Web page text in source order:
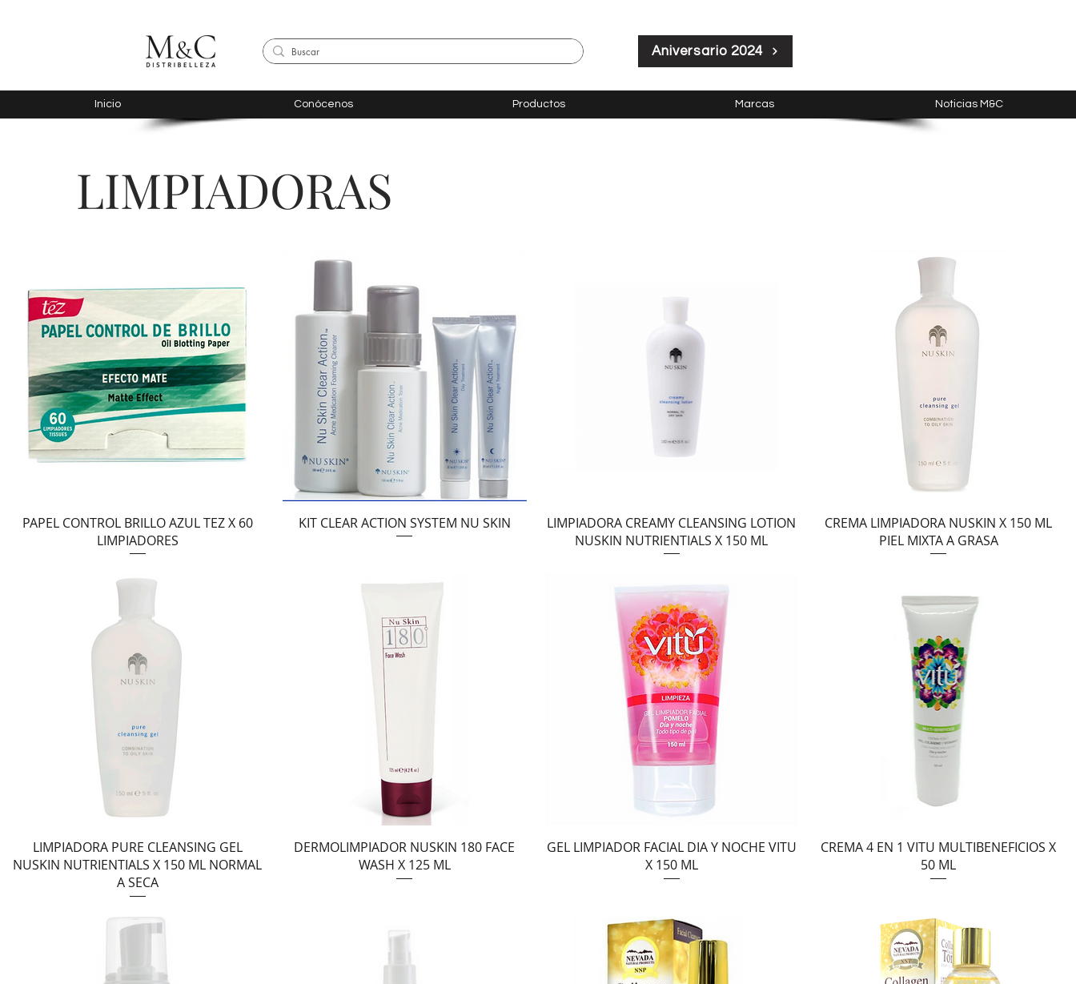
Aniversario 2024
Inicio Conócenos Productos Marcas Noticias M&C
LIMPIADORAS
Vista rápida
PAPEL CONTROL BRILLO AZUL TEZ X 60
LIMPIADORES
Vista rápida
KIT CLEAR ACTION SYSTEM NU SKIN Vista rápida
LIMPIADORA CREAMY CLEANSING LOTION
NUSKIN NUTRIENTIALS X 150 ML
Vista rápida
CREMA LIMPIADORA NUSKIN X 150 ML
PIEL MIXTA A GRASA
Vista rápida
LIMPIADORA PURE CLEANSING GEL
NUSKIN NUTRIENTIALS X 150 ML NORMAL
A SECA
Vista rápida
DERMOLIMPIADOR NUSKIN 180 FACE
WASH X 125 ML
Vista rápida
GEL LIMPIADOR FACIAL DIA Y NOCHE VITU
X 150 ML
Vista rápida
CREMA 4 EN 1 VITU MULTIBENEFICIOS X
50 ML